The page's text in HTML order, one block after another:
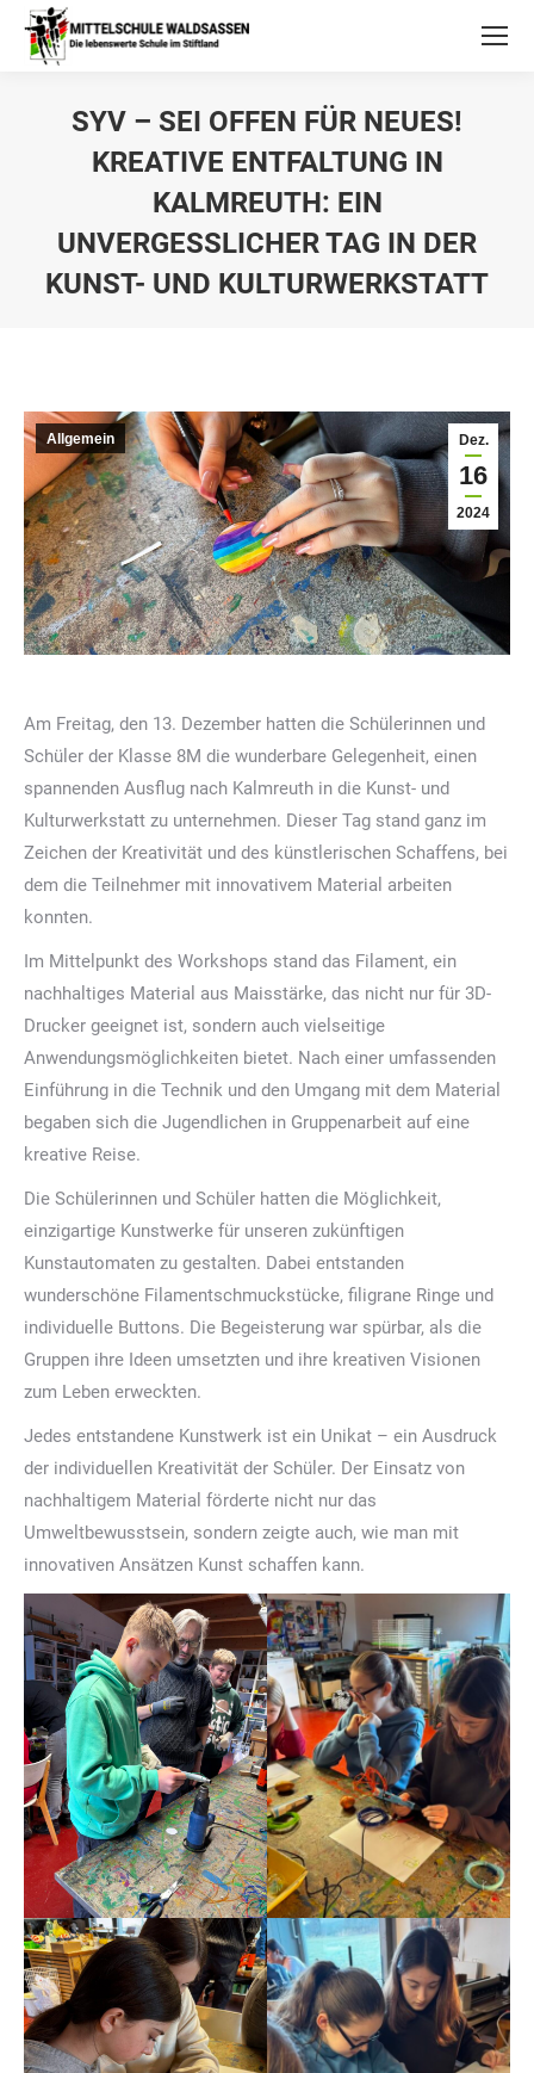
SYV – SEI OFFEN FÜR NEUES!
KREATIVE ENTFALTUNG IN
KALMREUTH: EIN
UNVERGESSLICHER TAG IN DER
KUNST- UND KULTURWERKSTATT
Dez.
16
2024
Allgemein
Am Freitag, den 13. Dezember hatten die Schülerinnen und
Schüler der Klasse 8M die wunderbare Gelegenheit, einen
spannenden Ausflug nach Kalmreuth in die Kunst- und
Kulturwerkstatt zu unternehmen. Dieser Tag stand ganz im
Zeichen der Kreativität und des künstlerischen Schaffens, bei
dem die Teilnehmer mit innovativem Material arbeiten
konnten.
Im Mittelpunkt des Workshops stand das Filament, ein
nachhaltiges Material aus Maisstärke, das nicht nur für 3D-
Drucker geeignet ist, sondern auch vielseitige
Anwendungsmöglichkeiten bietet. Nach einer umfassenden
Einführung in die Technik und den Umgang mit dem Material
begaben sich die Jugendlichen in Gruppenarbeit auf eine
kreative Reise.
Die Schülerinnen und Schüler hatten die Möglichkeit,
einzigartige Kunstwerke für unseren zukünftigen
Kunstautomaten zu gestalten. Dabei entstanden
wunderschöne Filamentschmuckstücke, filigrane Ringe und
individuelle Buttons. Die Begeisterung war spürbar, als die
Gruppen ihre Ideen umsetzten und ihre kreativen Visionen
zum Leben erweckten.
Jedes entstandene Kunstwerk ist ein Unikat – ein Ausdruck
der individuellen Kreativität der Schüler. Der Einsatz von
nachhaltigem Material förderte nicht nur das
Umweltbewusstsein, sondern zeigte auch, wie man mit
innovativen Ansätzen Kunst schaffen kann.